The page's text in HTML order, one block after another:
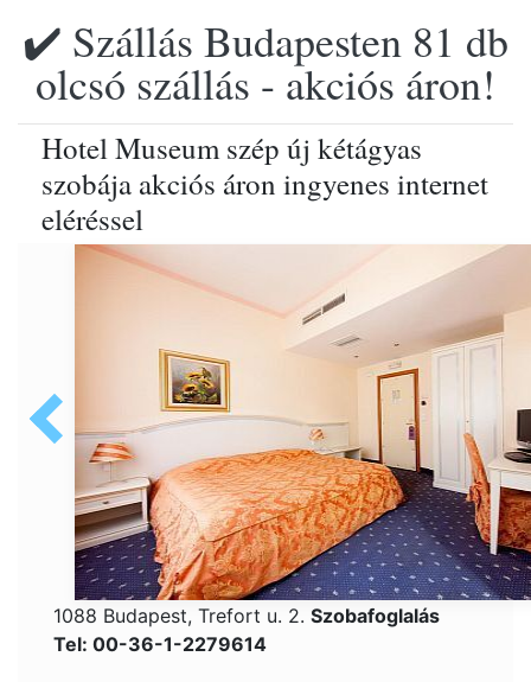
✔️ Szállás Budapesten 81 db
olcsó szállás - akciós áron!
Hotel Museum szép új kétágyas
szobája akciós áron ingyenes internet
eléréssel
1088 Budapest, Trefort u. 2. Szobafoglalás
Tel: 00-36-1-2279614